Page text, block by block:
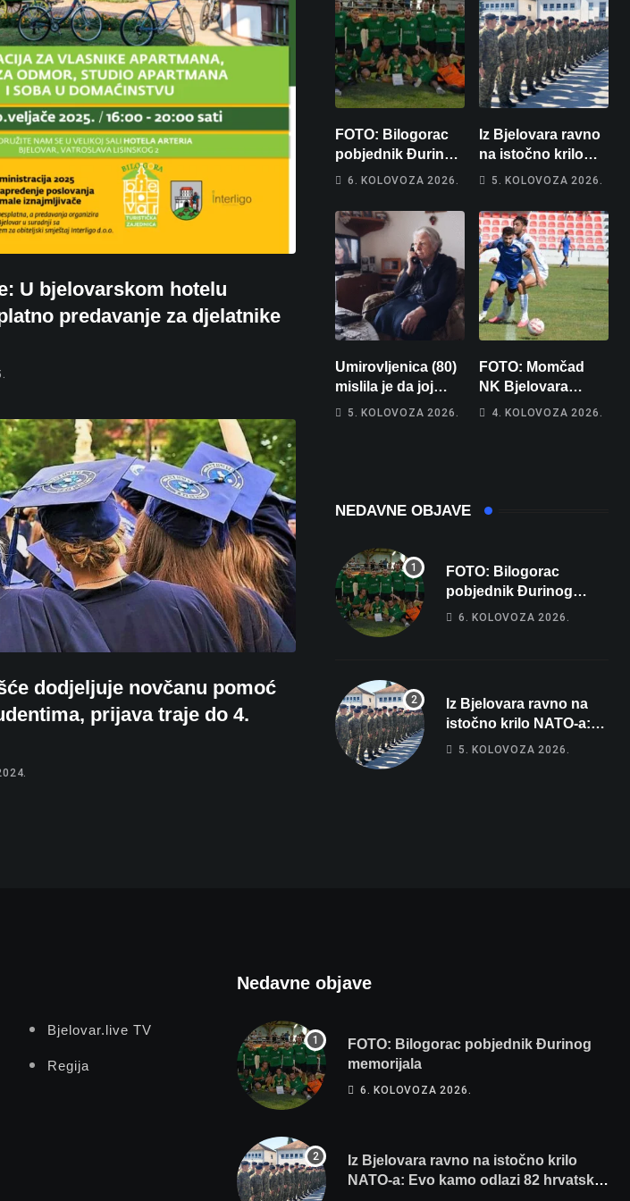
U bjelovarskom hotelu
predavanje za djelatnike
dodjeljuje novčanu pomoć
prijava traje do 4.
FOTO: Bilogorac
pobjednik Đurinog
memorijala
6. KOLOVOZA 2026.
Iz Bjelovara ravno
na istočno krilo
NATO-a: Evo kamo
vojnika i 6
vojnikinja
5. KOLOVOZA 2026.
Umirovljenica (80)
mislila je da joj
piše kći pa ostala
5. KOLOVOZA 2026.
FOTO: Momčad
NK Bjelovara
poprima jesenski
4. KOLOVOZA 2026.
NEDAVNE OBJAVE
FOTO: Bilogorac
pobjednik Đurinog
memorijala
6. KOLOVOZA 2026.
Iz Bjelovara ravno na
istočno krilo NATO-a:
Evo kamo odlazi 82
5. KOLOVOZA 2026.
Bjelovar.live TV
Regija
Nedavne objave
FOTO: Bilogorac pobjednik Đurinog
memorijala
6. KOLOVOZA 2026.
Iz Bjelovara ravno na istočno krilo
NATO-a: Evo kamo odlazi 82 hrvatska